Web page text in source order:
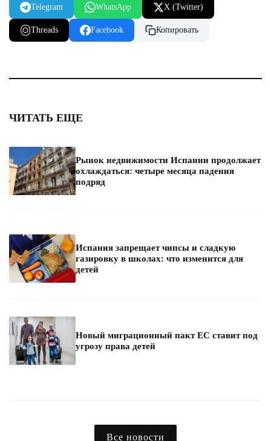
Telegram WhatsApp X (Twitter)
Threads Facebook Копировать
ЧИТАТЬ ЕЩЕ
Рынок недвижимости Испании продолжает
охлаждаться: четыре месяца падения
подряд
Испания запрещает чипсы и сладкую
газировку в школах: что изменится для
детей
Новый миграционный пакт ЕС ставит под
угрозу права детей
Все новости